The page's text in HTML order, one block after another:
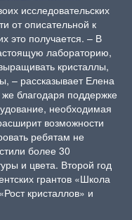
исследовательских
от описательной к
это получается. – В
лабораторию,
кристаллы,
– рассказывает Елена
благодаря поддержке
необходимая
возможности
ребятам не
более 30
и цвета. Второй год
грантов «Школа
кристаллов» и